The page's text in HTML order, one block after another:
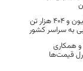
جابه‌جایی 2 میلیون و 404 هزار تن
به سراسر کشور
همکاری
قیمت‌ها